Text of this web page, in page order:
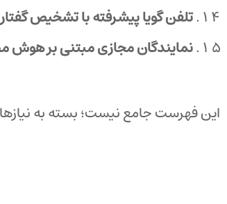
تلفن گویا پیشرفته با تشخیص گفتار
نمایندگان مجازی مبتنی بر هوش
این فهرست جامع نیست؛ بسته به